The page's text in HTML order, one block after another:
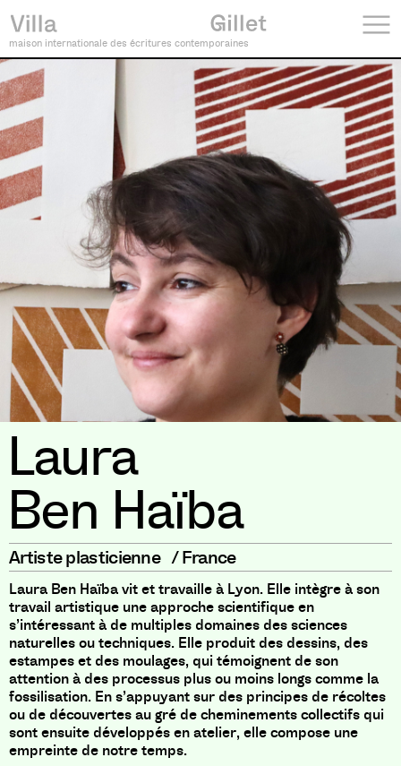
maison internationale des écritures contemporaines
Laura
Ben Haïba
Artiste plasticienne /France
Laura Ben Haïba vit et travaille à Lyon. Elle intègre à son
travail artistique une approche scientifique en
s’intéressant à de multiples domaines des sciences
naturelles ou techniques. Elle produit des dessins, des
estampes et des moulages, qui témoignent de son
attention à des processus plus ou moins longs comme la
fossilisation. En s’appuyant sur des principes de récoltes
ou de découvertes au gré de cheminements collectifs qui
sont ensuite développés en atelier, elle compose une
empreinte de notre temps.